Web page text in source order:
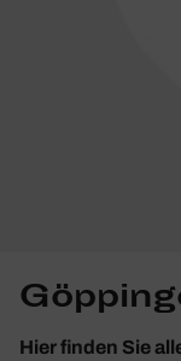
Hier finden Sie